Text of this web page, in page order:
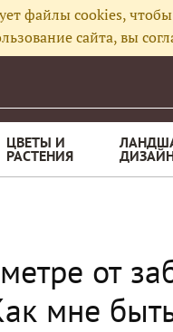
файлы cookies,
сайта, вы
ЦВЕТЫ И
РАСТЕНИЯ
от
мне